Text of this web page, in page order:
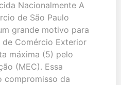
Nacionalmente A
de São Paulo
grande motivo para
Comércio Exterior
máxima (5) pelo
(MEC). Essa
compromisso da